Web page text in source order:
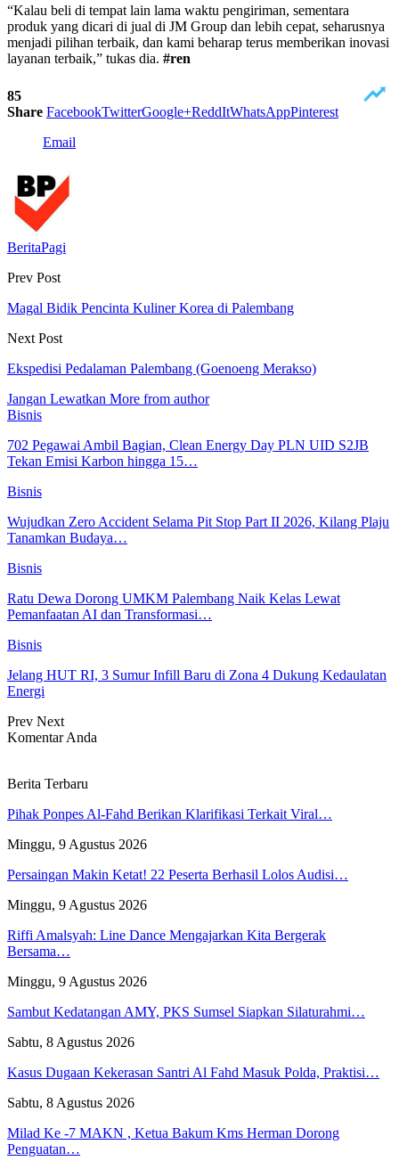
“Kalau beli di tempat lain lama waktu pengiriman, sementara
produk yang dicari di jual di JM Group dan lebih cepat, seharusnya
menjadi pilihan terbaik, dan kami beharap terus memberikan inovasi
layanan terbaik,” tukas dia. #ren
85
Share FacebookTwitterGoogle+ReddItWhatsAppPinterest
Email
BeritaPagi
Prev Post
Magal Bidik Pencinta Kuliner Korea di Palembang
Next Post
Ekspedisi Pedalaman Palembang (Goenoeng Merakso)
Jangan Lewatkan More from author
Bisnis
702 Pegawai Ambil Bagian, Clean Energy Day PLN UID S2JB
Tekan Emisi Karbon hingga 15…
Bisnis
Wujudkan Zero Accident Selama Pit Stop Part II 2026, Kilang Plaju
Tanamkan Budaya…
Bisnis
Ratu Dewa Dorong UMKM Palembang Naik Kelas Lewat
Pemanfaatan AI dan Transformasi…
Bisnis
Jelang HUT RI, 3 Sumur Infill Baru di Zona 4 Dukung Kedaulatan
Energi
Prev Next
Komentar Anda
Berita Terbaru
Pihak Ponpes Al-Fahd Berikan Klarifikasi Terkait Viral…
Minggu, 9 Agustus 2026
Persaingan Makin Ketat! 22 Peserta Berhasil Lolos Audisi…
Minggu, 9 Agustus 2026
Riffi Amalsyah: Line Dance Mengajarkan Kita Bergerak
Bersama…
Minggu, 9 Agustus 2026
Sambut Kedatangan AMY, PKS Sumsel Siapkan Silaturahmi…
Sabtu, 8 Agustus 2026
Kasus Dugaan Kekerasan Santri Al Fahd Masuk Polda, Praktisi…
Sabtu, 8 Agustus 2026
Milad Ke -7 MAKN , Ketua Bakum Kms Herman Dorong
Penguatan…